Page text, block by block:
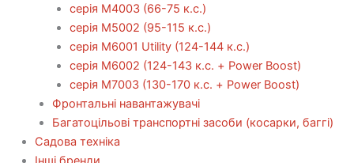
серія М4003 (66-75 к.с.)
серія М5002 (95-115 к.с.)
серія M6001 Utility (124-144 к.с.)
серія М6002 (124-143 к.с. + Power Boost)
серія М7003 (130-170 к.с. + Power Boost)
Фронтальні навантажувачі
Багатоцільові транспортні засоби (косарки, баггі)
Садова техніка